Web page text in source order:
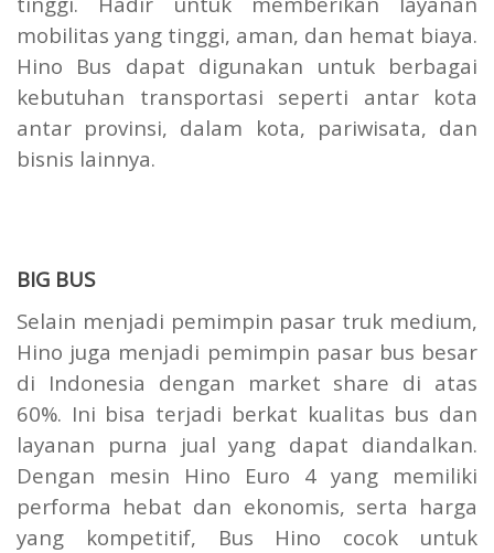
mobilitas yang tinggi, aman, dan hemat biaya.
Hino Bus dapat digunakan untuk berbagai
kebutuhan transportasi seperti antar kota
antar provinsi, dalam kota, pariwisata, dan
bisnis lainnya.
BIG BUS
Selain menjadi pemimpin pasar truk medium,
Hino juga menjadi pemimpin pasar bus besar
di Indonesia dengan market share di atas
60%. Ini bisa terjadi berkat kualitas bus dan
layanan purna jual yang dapat diandalkan.
Dengan mesin Hino Euro 4 yang memiliki
performa hebat dan ekonomis, serta harga
yang kompetitif, Bus Hino cocok untuk